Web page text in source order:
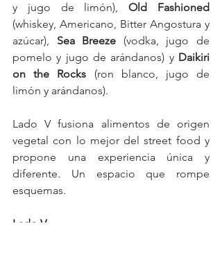
y jugo de limón), Old Fashioned
(whiskey, Americano, Bitter Angostura y
azúcar), Sea Breeze (vodka, jugo de
pomelo y jugo de arándanos) y Daikiri
on the Rocks (ron blanco, jugo de
limón y arándanos).
Lado V fusiona alimentos de origen
vegetal con lo mejor del street food y
propone una experiencia única y
diferente. Un espacio que rompe
esquemas.
Lado V